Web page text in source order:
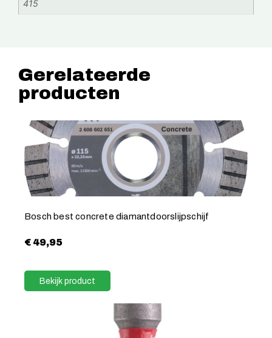
415
Gerelateerde
producten
Bosch best concrete diamantdoorslijpschijf
€49,95
Bekijk product